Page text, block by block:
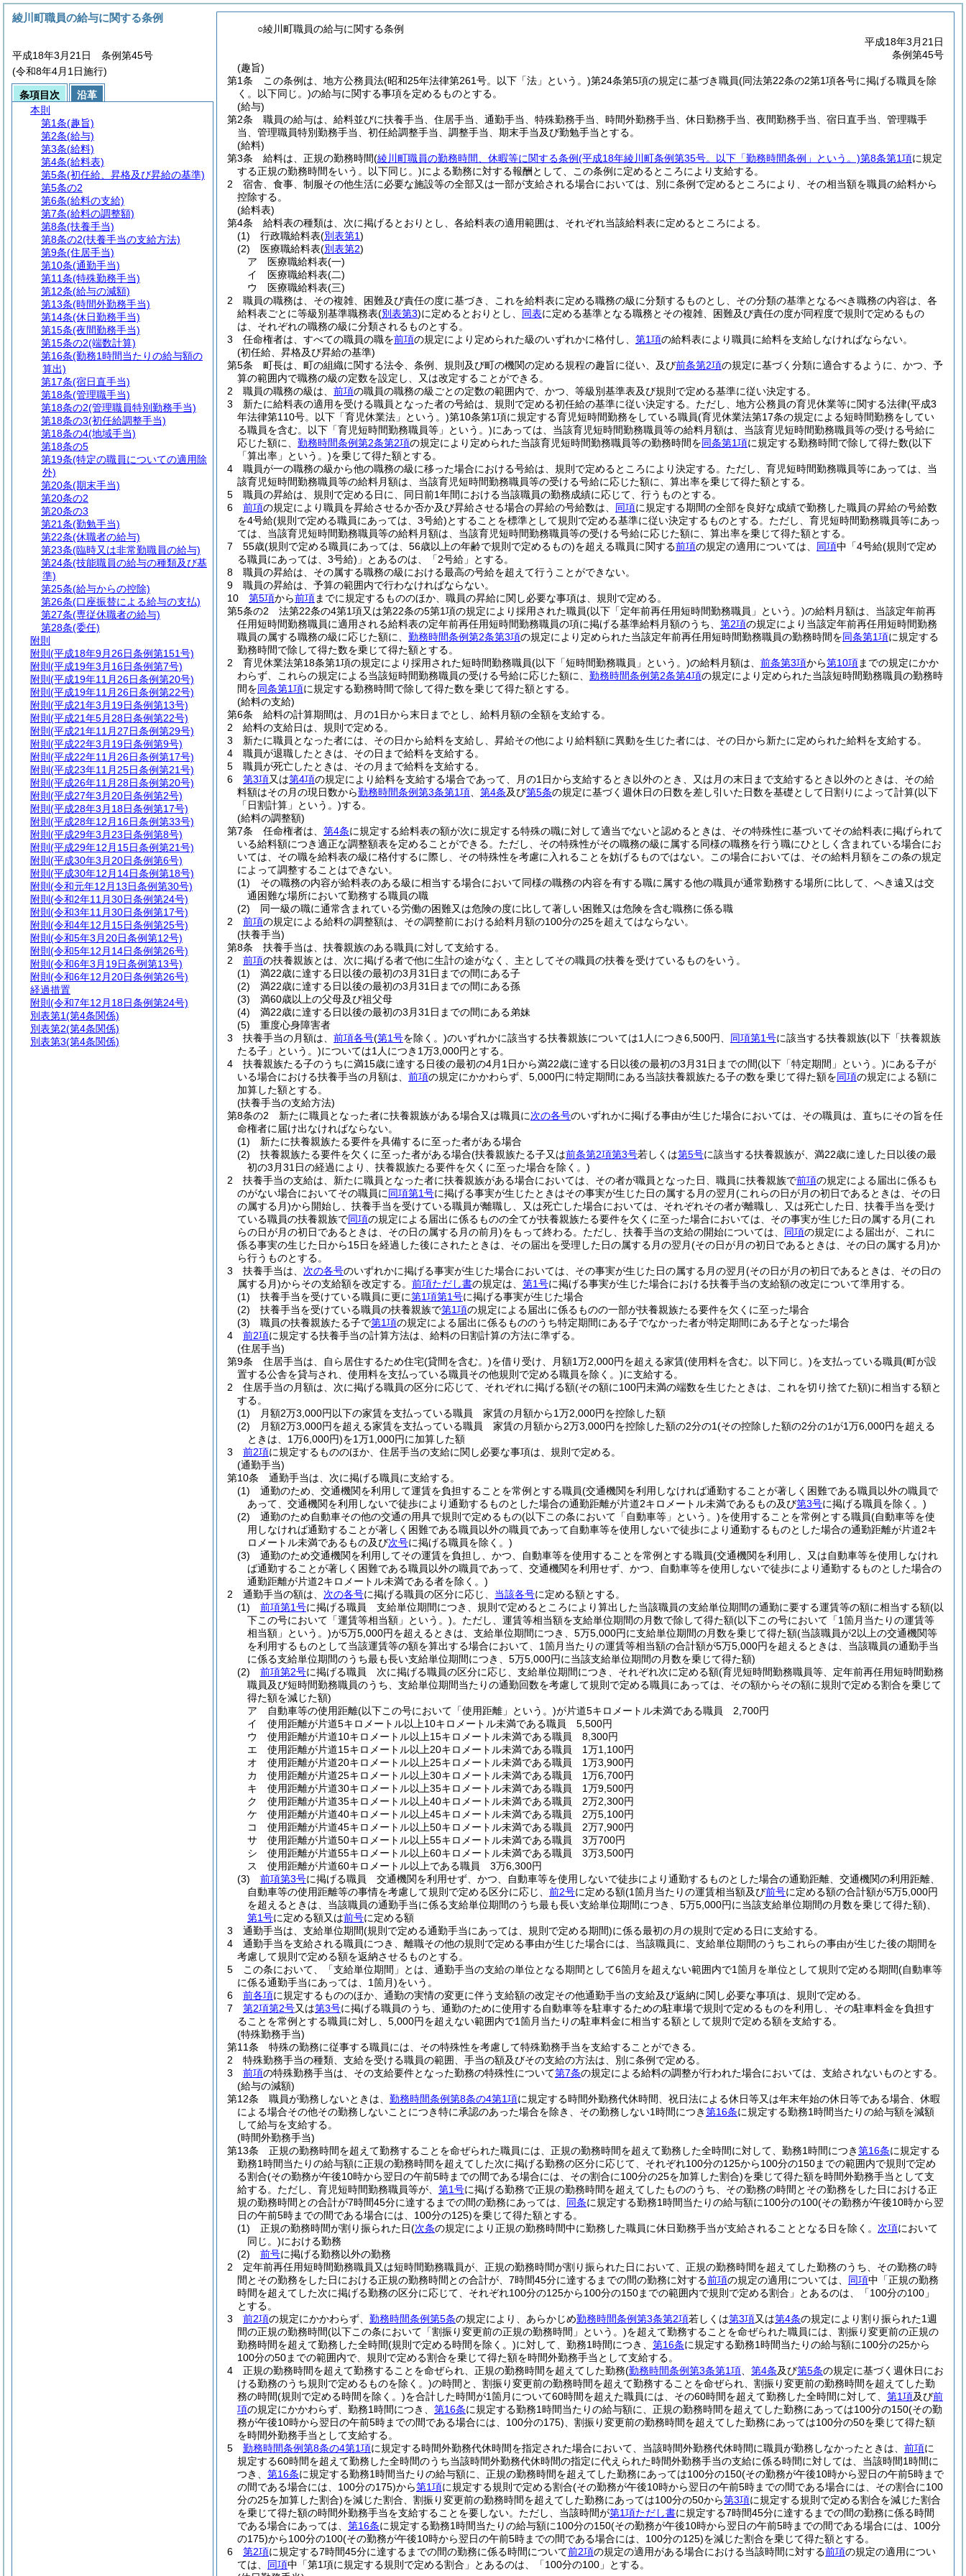
○綾川町職員の給与に関する条例
平成18年3月21日
条例第45号
(趣旨)
第1条
この条例は、地方公務員法(昭和25年法律第261号。以下「法」という。)第24条第5項の規定に基づき職員(同法第22条の2第1項各号に掲げる職員を除
く。以下同じ。)の給与に関する事項を定めるものとする。
(給与)
第2条
職員の給与は、給料並びに扶養手当、住居手当、通勤手当、特殊勤務手当、時間外勤務手当、休日勤務手当、夜間勤務手当、宿日直手当、管理職手
当、管理職員特別勤務手当、初任給調整手当、調整手当、期末手当及び勤勉手当とする。
(給料)
第3条
給料は、正規の勤務時間(綾川町職員の勤務時間、休暇等に関する条例(平成18年綾川町条例第35号。以下「勤務時間条例」という。)第8条第1項に規定
する正規の勤務時間をいう。以下同じ。)による勤務に対する報酬として、この条例に定めるところにより支給する。
2
宿舎、食事、制服その他生活に必要な施設等の全部又は一部が支給される場合においては、別に条例で定めるところにより、その相当額を職員の給料から
控除する。
(給料表)
第4条
給料表の種類は、次に掲げるとおりとし、各給料表の適用範囲は、それぞれ当該給料表に定めるところによる。
(1)
行政職給料表(別表第1)
(2)
医療職給料表(別表第2)
ア
医療職給料表(一)
イ
医療職給料表(二)
ウ
医療職給料表(三)
2
職員の職務は、その複雑、困難及び責任の度に基づき、これを給料表に定める職務の級に分類するものとし、その分類の基準となるべき職務の内容は、各
給料表ごとに等級別基準職務表(別表第3)に定めるとおりとし、 同表に定める基準となる職務とその複雑、困難及び責任の度が同程度で規則で定めるもの
は、それぞれの職務の級に分類されるものとする。
3
任命権者は、すべての職員の職を前項の規定により定められた級のいずれかに格付し、 第1項の給料表により職員に給料を支給しなければならない。
(初任給、昇格及び昇給の基準)
第5条
町長は、町の組織に関する法令、条例、規則及び町の機関の定める規程の趣旨に従い、及び前条第2項の規定に基づく分類に適合するように、かつ、予
算の範囲内で職務の級の定数を設定し、又は改定することができる。
2
職員の職務の級は、 前項の職員の職務の級ごとの定数の範囲内で、かつ、等級別基準表及び規則で定める基準に従い決定する。
3
新たに給料表の適用を受ける職員となった者の号給は、規則で定める初任給の基準に従い決定する。 ただし、地方公務員の育児休業等に関する法律(平成3
年法律第110号。以下「育児休業法」という。)第10条第1項に規定する育児短時間勤務をしている職員(育児休業法第17条の規定による短時間勤務をしてい
る職員を含む。以下「育児短時間勤務職員等」という。)にあっては、当該育児短時間勤務職員等の給料月額は、当該育児短時間勤務職員等の受ける号給に
応じた額に、 勤務時間条例第2条第2項の規定により定められた当該育児短時間勤務職員等の勤務時間を同条第1項に規定する勤務時間で除して得た数(以下
「算出率」という。)を乗じて得た額とする。
4
職員が一の職務の級から他の職務の級に移った場合における号給は、規則で定めるところにより決定する。 ただし、育児短時間勤務職員等にあっては、当
該育児短時間勤務職員等の給料月額は、当該育児短時間勤務職員等の受ける号給に応じた額に、算出率を乗じて得た額とする。
5
職員の昇給は、規則で定める日に、同日前1年間における当該職員の勤務成績に応じて、行うものとする。
6
前項の規定により職員を昇給させるか否か及び昇給させる場合の昇給の号給数は、 同項に規定する期間の全部を良好な成績で勤務した職員の昇給の号給数
を4号給(規則で定める職員にあっては、3号給)とすることを標準として規則で定める基準に従い決定するものとする。 ただし、育児短時間勤務職員等にあっ
ては、当該育児短時間勤務職員等の給料月額は、当該育児短時間勤務職員等の受ける号給に応じた額に、算出率を乗じて得た額とする。
7
55歳(規則で定める職員にあっては、56歳以上の年齢で規則で定めるもの)を超える職員に関する前項の規定の適用については、 同項中「4号給(規則で定め
る職員にあっては、3号給) 」とあるのは、「2号給」とする。
8
職員の昇給は、その属する職務の級における最高の号給を超えて行うことができない。
9
職員の昇給は、予算の範囲内で行わなければならない。
10
第5項から前項までに規定するもののほか、職員の昇給に関し必要な事項は、規則で定める。
第5条の2
法第22条の4第1項又は第22条の5第1項の規定により採用された職員(以下「定年前再任用短時間勤務職員」という。)の給料月額は、当該定年前再
任用短時間勤務職員に適用される給料表の定年前再任用短時間勤務職員の項に掲げる基準給料月額のうち、 第2項の規定により当該定年前再任用短時間勤務
職員の属する職務の級に応じた額に、 勤務時間条例第2条第3項の規定により定められた当該定年前再任用短時間勤務職員の勤務時間を同条第1項に規定する
勤務時間で除して得た数を乗じて得た額とする。
2
育児休業法第18条第1項の規定により採用された短時間勤務職員(以下「短時間勤務職員」という。)の給料月額は、 前条第3項から第10項までの規定にかか
わらず、これらの規定による当該短時間勤務職員の受ける号給に応じた額に、 勤務時間条例第2条第4項の規定により定められた当該短時間勤務職員の勤務時
間を同条第1項に規定する勤務時間で除して得た数を乗じて得た額とする。
(給料の支給)
第6条
給料の計算期間は、月の1日から末日までとし、給料月額の全額を支給する。
2
給料の支給日は、規則で定める。
3
新たに職員となった者には、その日から給料を支給し、昇給その他により給料額に異動を生じた者には、その日から新たに定められた給料を支給する。
4
職員が退職したときは、その日まで給料を支給する。
5
職員が死亡したときは、その月まで給料を支給する。
6
第3項又は第4項の規定により給料を支給する場合であって、月の1日から支給するとき以外のとき、又は月の末日まで支給するとき以外のときは、その給
料額はその月の現日数から勤務時間条例第3条第1項 第4条及び第5条の規定に基づく週休日の日数を差し引いた日数を基礎として日割りによって計算(以下
「日割計算」という。)する。
(給料の調整額)
第7条
任命権者は、 第4条に規定する給料表の額が次に規定する特殊の職に対して適当でないと認めるときは、その特殊性に基づいてその給料表に掲げられて
いる給料額につき適正な調整額表を定めることができる。 ただし、その特殊性がその職務の級に属する同様の職務を行う職にひとしく含まれている場合にお
いては、その職を給料表の級に格付するに際し、その特殊性を考慮に入れることを妨げるものではない。
この場合においては、その給料月額をこの条の規定
によって調整することはできない。
(1)
その職務の内容が給料表のある級に相当する場合において同様の職務の内容を有する職に属する他の職員が通常勤務する場所に比して、へき遠又は交
通困難な場所において勤務する職員の職
(2)
同一級の職に通常含まれている労働の困難又は危険の度に比して著しい困難又は危険を含む職務に係る職
2
前項の規定による給料の調整額は、その調整前における給料月額の100分の25を超えてはならない。
(扶養手当)
第8条
扶養手当は、扶養親族のある職員に対して支給する。
2
前項の扶養親族とは、次に掲げる者で他に生計の途がなく、主としてその職員の扶養を受けているものをいう。
(1)
満22歳に達する日以後の最初の3月31日までの間にある子
(2)
満22歳に達する日以後の最初の3月31日までの間にある孫
(3)
満60歳以上の父母及び祖父母
(4)
満22歳に達する日以後の最初の3月31日までの間にある弟妹
(5)
重度心身障害者
3
扶養手当の月額は、 前項各号(第1号を除く。)のいずれかに該当する扶養親族については1人につき6,500円、 同項第1号に該当する扶養親族(以下「扶養親族
たる子」という。)については1人につき1万3,000円とする。
4
扶養親族たる子のうちに満15歳に達する日後の最初の4月1日から満22歳に達する日以後の最初の3月31日までの間(以下「特定期間」という。)にある子が
いる場合における扶養手当の月額は、 前項の規定にかかわらず、5,000円に特定期間にある当該扶養親族たる子の数を乗じて得た額を同項の規定による額に
加算した額とする。
(扶養手当の支給方法)
第8条の2
新たに職員となった者に扶養親族がある場合又は職員に次の各号のいずれかに掲げる事由が生じた場合においては、その職員は、直ちにその旨を任
命権者に届け出なければならない。
(1)
新たに扶養親族たる要件を具備するに至った者がある場合
(2)
扶養親族たる要件を欠くに至った者がある場合(扶養親族たる子又は前条第2項第3号若しくは第5号に該当する扶養親族が、満22歳に達した日以後の最
初の3月31日の経過により、扶養親族たる要件を欠くに至った場合を除く。)
2
扶養手当の支給は、新たに職員となった者に扶養親族がある場合においては、その者が職員となった日、職員に扶養親族で前項の規定による届出に係るも
のがない場合においてその職員に同項第1号に掲げる事実が生じたときはその事実が生じた日の属する月の翌月(これらの日が月の初日であるときは、その日
の属する月)から開始し、扶養手当を受けている職員が離職し、又は死亡した場合においては、それぞれその者が離職し、又は死亡した日、扶養手当を受け
ている職員の扶養親族で同項の規定による届出に係るものの全てが扶養親族たる要件を欠くに至った場合においては、その事実が生じた日の属する月(これ
らの日が月の初日であるときは、その日の属する月の前月)をもって終わる。 ただし、扶養手当の支給の開始については、 同項の規定による届出が、これに
係る事実の生じた日から15日を経過した後にされたときは、その届出を受理した日の属する月の翌月(その日が月の初日であるときは、その日の属する月)か
ら行うものとする。
3
扶養手当は、 次の各号のいずれかに掲げる事実が生じた場合においては、その事実が生じた日の属する月の翌月(その日が月の初日であるときは、その日の
属する月)からその支給額を改定する。 前項ただし書の規定は、 第1号に掲げる事実が生じた場合における扶養手当の支給額の改定について準用する。
(1)
扶養手当を受けている職員に更に第1項第1号に掲げる事実が生じた場合
(2)
扶養手当を受けている職員の扶養親族で第1項の規定による届出に係るものの一部が扶養親族たる要件を欠くに至った場合
(3)
職員の扶養親族たる子で第1項の規定による届出に係るもののうち特定期間にある子でなかった者が特定期間にある子となった場合
4
前2項に規定する扶養手当の計算方法は、給料の日割計算の方法に準ずる。
(住居手当)
第9条
住居手当は、自ら居住するため住宅(貸間を含む。)を借り受け、月額1万2,000円を超える家賃(使用料を含む。以下同じ。)を支払っている職員(町が設
置する公舎を貸与され、使用料を支払っている職員その他規則で定める職員を除く。)に支給する。
2
住居手当の月額は、次に掲げる職員の区分に応じて、それぞれに掲げる額(その額に100円未満の端数を生じたときは、これを切り捨てた額)に相当する額と
する。
(1)
月額2万3,000円以下の家賃を支払っている職員 家賃の月額から1万2,000円を控除した額
(2)
月額2万3,000円を超える家賃を支払っている職員 家賃の月額から2万3,000円を控除した額の2分の1(その控除した額の2分の1が1万6,000円を超える
ときは、1万6,000円)を1万1,000円に加算した額
3
前2項に規定するもののほか、住居手当の支給に関し必要な事項は、規則で定める。
(通勤手当)
第10条
通勤手当は、次に掲げる職員に支給する。
(1)
通勤のため、交通機関を利用して運賃を負担することを常例とする職員(交通機関を利用しなければ通勤することが著しく困難である職員以外の職員で
あって、交通機関を利用しないで徒歩により通勤するものとした場合の通勤距離が片道2キロメートル未満であるもの及び第3号に掲げる職員を除く。)
(2)
通勤のため自動車その他の交通の用具で規則で定めるもの(以下この条において「自動車等」という。)を使用することを常例とする職員(自動車等を使
用しなければ通勤することが著しく困難である職員以外の職員であって自動車等を使用しないで徒歩により通勤するものとした場合の通勤距離が片道2キ
ロメートル未満であるもの及び次号に掲げる職員を除く。)
(3)
通勤のため交通機関を利用してその運賃を負担し、かつ、自動車等を使用することを常例とする職員(交通機関を利用し、又は自動車等を使用しなけれ
ば通勤することが著しく困難である職員以外の職員であって、交通機関を利用せず、かつ、自動車等を使用しないで徒歩により通勤するものとした場合の
通勤距離が片道2キロメートル未満である者を除く。)
2
通勤手当の額は、 次の各号に掲げる職員の区分に応じ、 当該各号に定める額とする。
(1)
前項第1号に掲げる職員 支給単位期間につき、規則で定めるところにより算出した当該職員の支給単位期間の通勤に要する運賃等の額に相当する額(以
下この号において「運賃等相当額」という。)。 ただし、運賃等相当額を支給単位期間の月数で除して得た額(以下この号において「1箇月当たりの運賃等
相当額」という。)が5万5,000円を超えるときは、支給単位期間につき、5万5,000円に支給単位期間の月数を乗じて得た額(当該職員が2以上の交通機関等
を利用するものとして当該運賃等の額を算出する場合において、1箇月当たりの運賃等相当額の合計額が5万5,000円を超えるときは、当該職員の通勤手当
に係る支給単位期間のうち最も長い支給単位期間につき、5万5,000円に当該支給単位期間の月数を乗じて得た額)
(2)
前項第2号に掲げる職員 次に掲げる職員の区分に応じ、支給単位期間につき、それぞれ次に定める額(育児短時間勤務職員等、定年前再任用短時間勤務
職員及び短時間勤務職員のうち、支給単位期間当たりの通勤回数を考慮して規則で定める職員にあっては、その額からその額に規則で定める割合を乗じて
得た額を減じた額)
ア
自動車等の使用距離(以下この号において「使用距離」という。)が片道5キロメートル未満である職員 2,700円
イ
使用距離が片道5キロメートル以上10キロメートル未満である職員 5,500円
ウ
使用距離が片道10キロメートル以上15キロメートル未満である職員 8,300円
エ
使用距離が片道15キロメートル以上20キロメートル未満である職員 1万1,100円
オ
使用距離が片道20キロメートル以上25キロメートル未満である職員 1万3,900円
カ
使用距離が片道25キロメートル以上30キロメートル未満である職員 1万6,700円
キ
使用距離が片道30キロメートル以上35キロメートル未満である職員 1万9,500円
ク
使用距離が片道35キロメートル以上40キロメートル未満である職員 2万2,300円
ケ
使用距離が片道40キロメートル以上45キロメートル未満である職員 2万5,100円
コ
使用距離が片道45キロメートル以上50キロメートル未満である職員 2万7,900円
サ
使用距離が片道50キロメートル以上55キロメートル未満である職員 3万700円
シ
使用距離が片道55キロメートル以上60キロメートル未満である職員 3万3,500円
ス
使用距離が片道60キロメートル以上である職員 3万6,300円
(3)
前項第3号に掲げる職員 交通機関を利用せず、かつ、自動車等を使用しないで徒歩により通勤するものとした場合の通勤距離、交通機関の利用距離、
自動車等の使用距離等の事情を考慮して規則で定める区分に応じ、 前2号に定める額(1箇月当たりの運賃相当額及び前号に定める額の合計額が5万5,000円
を超えるときは、当該職員の通勤手当に係る支給単位期間のうち最も長い支給単位期間につき、5万5,000円に当該支給単位期間の月数を乗じて得た額)
第1号に定める額又は前号に定める額
3
通勤手当は、支給単位期間(規則で定める通勤手当にあっては、規則で定める期間)に係る最初の月の規則で定める日に支給する。
4
通勤手当を支給される職員につき、離職その他の規則で定める事由が生じた場合には、当該職員に、支給単位期間のうちこれらの事由が生じた後の期間を
考慮して規則で定める額を返納させるものとする。
5
この条において、「支給単位期間」とは、通勤手当の支給の単位となる期間として6箇月を超えない範囲内で1箇月を単位として規則で定める期間(自動車等
に係る通勤手当にあっては、1箇月)をいう。
6
前各項に規定するもののほか、通勤の実情の変更に伴う支給額の改定その他通勤手当の支給及び返納に関し必要な事項は、規則で定める。
7
第2項第2号又は第3号に掲げる職員のうち、通勤のために使用する自動車等を駐車するための駐車場で規則で定めるものを利用し、その駐車料金を負担す
ることを常例とする職員に対し、5,000円を超えない範囲内で1箇月当たりの駐車料金に相当する額として規則で定める額を支給する。
(特殊勤務手当)
第11条
特殊の勤務に従事する職員には、その特殊性を考慮して特殊勤務手当を支給することができる。
2
特殊勤務手当の種類、支給を受ける職員の範囲、手当の額及びその支給の方法は、別に条例で定める。
3
前項の特殊勤務手当は、その支給要件となった勤務の特殊性について第7条の規定による給料の調整が行われた場合においては、支給されないものとする。
(給与の減額)
第12条
職員が勤務しないときは、 勤務時間条例第8条の4第1項に規定する時間外勤務代休時間、祝日法による休日等又は年末年始の休日等である場合、休暇
による場合その他その勤務しないことにつき特に承認のあった場合を除き、その勤務しない1時間につき第16条に規定する勤務1時間当たりの給与額を減額
して給与を支給する。
(時間外勤務手当)
第13条
正規の勤務時間を超えて勤務することを命ぜられた職員には、正規の勤務時間を超えて勤務した全時間に対して、勤務1時間につき第16条に規定する
勤務1時間当たりの給与額に正規の勤務時間を超えてした次に掲げる勤務の区分に応じて、それぞれ100分の125から100分の150までの範囲内で規則で定め
る割合(その勤務が午後10時から翌日の午前5時までの間である場合には、その割合に100分の25を加算した割合)を乗じて得た額を時間外勤務手当として支
給する。 ただし、育児短時間勤務職員等が、 第1号に掲げる勤務で正規の勤務時間を超えてしたもののうち、その勤務の時間とその勤務をした日における正
規の勤務時間との合計が7時間45分に達するまでの間の勤務にあっては、 同条に規定する勤務1時間当たりの給与額に100分の100(その勤務が午後10時から翌
日の午前5時までの間である場合には、100分の125)を乗じて得た額とする。
(1)
正規の勤務時間が割り振られた日(次条の規定により正規の勤務時間中に勤務した職員に休日勤務手当が支給されることとなる日を除く。 次項において
同じ。)における勤務
(2)
前号に掲げる勤務以外の勤務
2
定年前再任用短時間勤務職員又は短時間勤務職員が、正規の勤務時間が割り振られた日において、正規の勤務時間を超えてした勤務のうち、その勤務の時
間とその勤務をした日における正規の勤務時間との合計が、7時間45分に達するまでの間の勤務に対する前項の規定の適用については、 同項中「正規の勤務
時間を超えてした次に掲げる勤務の区分に応じて、それぞれ100分の125から100分の150までの範囲内で規則で定める割合」とあるのは、「100分の100」
とする。
3
前2項の規定にかかわらず、 勤務時間条例第5条の規定により、あらかじめ勤務時間条例第3条第2項若しくは第3項又は第4条の規定により割り振られた1週
間の正規の勤務時間(以下この条において「割振り変更前の正規の勤務時間」という。)を超えて勤務することを命ぜられた職員には、割振り変更前の正規の
勤務時間を超えて勤務した全時間(規則で定める時間を除く。)に対して、勤務1時間につき、 第16条に規定する勤務1時間当たりの給与額に100分の25から
100分の50までの範囲内で、規則で定める割合を乗じて得た額を時間外勤務手当として支給する。
4
正規の勤務時間を超えて勤務することを命ぜられ、正規の勤務時間を超えてした勤務(勤務時間条例第3条第1項 第4条及び第5条の規定に基づく週休日にお
ける勤務のうち規則で定めるものを除く。)の時間と、割振り変更前の勤務時間を超えて勤務することを命ぜられ、割振り変更前の勤務時間を超えてした勤
務の時間(規則で定める時間を除く。)を合計した時間が1箇月について60時間を超えた職員には、その60時間を超えて勤務した全時間に対して、 第1項及び前
項の規定にかかわらず、勤務1時間につき、 第16条に規定する勤務1時間当たりの給与額に、正規の勤務時間を超えてした勤務にあっては100分の150(その勤
務が午後10時から翌日の午前5時までの間である場合には、100分の175) 、割振り変更前の勤務時間を超えてした勤務にあっては100分の50を乗じて得た額
を時間外勤務手当として支給する。
5
勤務時間条例第8条の4第1項に規定する時間外勤務代休時間を指定された場合において、当該時間外勤務代休時間に職員が勤務しなかったときは、 前項に
規定する60時間を超えて勤務した全時間のうち当該時間外勤務代休時間の指定に代えられた時間外勤務手当の支給に係る時間に対しては、当該時間1時間に
つき、 第16条に規定する勤務1時間当たりの給与額に、正規の勤務時間を超えてした勤務にあっては100分の150(その勤務が午後10時から翌日の午前5時まで
の間である場合には、100分の175)から第1項に規定する規則で定める割合(その勤務が午後10時から翌日の午前5時までの間である場合には、その割合に100
分の25を加算した割合)を減じた割合、割振り変更前の勤務時間を超えてした勤務にあっては100分の50から第3項に規定する規則で定める割合を減じた割合
を乗じて得た額の時間外勤務手当を支給することを要しない。 ただし、当該時間が第1項ただし書に規定する7時間45分に達するまでの間の勤務に係る時間
である場合にあっては、 第16条に規定する勤務1時間当たりの給与額に100分の150(その勤務が午後10時から翌日の午前5時までの間である場合には、100分
の175)から100分の100(その勤務が午後10時から翌日の午前5時までの間である場合には、100分の125)を減じた割合を乗じて得た額とする。
6
第2項に規定する7時間45分に達するまでの間の勤務に係る時間について前2項の規定の適用がある場合における当該時間に対する前項の規定の適用につい
ては、 同項中「第1項に規定する規則で定める割合」とあるのは、「100分の100」とする。
綾川町職員の給与に関する条例
平成18年3月21日 条例第45号
(令和8年4月1日施行)
条項目次
沿革
本則
第1条(趣旨)
第2条(給与)
第3条(給料)
第4条(給料表)
第5条(初任給、昇格及び昇給の基準)
第5条の2
第6条(給料の支給)
第7条(給料の調整額)
第8条(扶養手当)
第8条の2(扶養手当の支給方法)
第9条(住居手当)
第10条(通勤手当)
第11条(特殊勤務手当)
第12条(給与の減額)
第13条(時間外勤務手当)
第14条(休日勤務手当)
第15条(夜間勤務手当)
第15条の2(端数計算)
第16条(勤務1時間当たりの給与額の
算出)
第17条(宿日直手当)
第18条(管理職手当)
第18条の2(管理職員特別勤務手当)
第18条の3(初任給調整手当)
第18条の4(地域手当)
第18条の5
第19条(特定の職員についての適用除
外)
第20条(期末手当)
第20条の2
第20条の3
第21条(勤勉手当)
第22条(休職者の給与)
第23条(臨時又は非常勤職員の給与)
第24条(技能職員の給与の種類及び基
準)
第25条(給与からの控除)
第26条(口座振替による給与の支払)
第27条(専従休職者の給与)
第28条(委任)
附則
附則 (平成18年9月26日条例第151号)
附則 (平成19年3月16日条例第7号)
附則 (平成19年11月26日条例第20号)
附則 (平成19年11月26日条例第22号)
附則 (平成21年3月19日条例第13号)
附則 (平成21年5月28日条例第22号)
附則 (平成21年11月27日条例第29号)
附則 (平成22年3月19日条例第9号)
附則 (平成22年11月26日条例第17号)
附則 (平成23年11月25日条例第21号)
附則 (平成26年11月28日条例第20号)
附則 (平成27年3月20日条例第2号)
附則 (平成28年3月18日条例第17号)
附則 (平成28年12月16日条例第33号)
附則 (平成29年3月23日条例第8号)
附則 (平成29年12月15日条例第21号)
附則 (平成30年3月20日条例第6号)
附則 (平成30年12月14日条例第18号)
附則 (令和元年12月13日条例第30号)
附則 (令和2年11月30日条例第24号)
附則 (令和3年11月30日条例第17号)
附則 (令和4年12月15日条例第25号)
附則 (令和5年3月20日条例第12号)
附則 (令和5年12月14日条例第26号)
附則 (令和6年3月19日条例第13号)
附則 (令和6年12月20日条例第26号)
経過措置
附則 (令和7年12月18日条例第24号)
別表第1(第4条関係)
別表第2(第4条関係)
別表第3(第4条関係)